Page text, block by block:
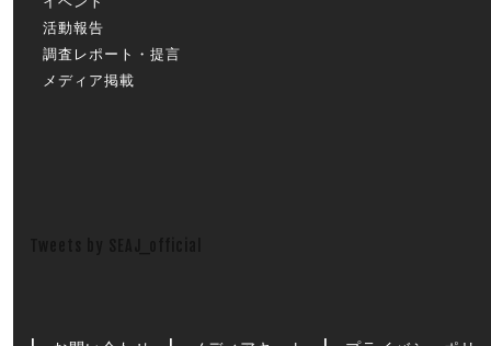
活動報告
調査レポート・提言
メディア掲載